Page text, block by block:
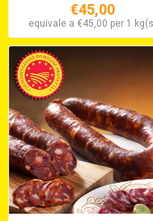
€45,00
equivale a €45,00 per 1